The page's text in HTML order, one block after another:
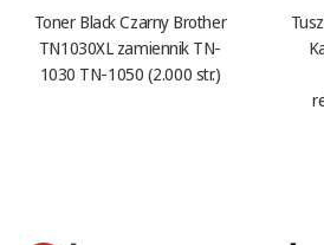
Toner Black Czarny Brother
TN1030XL zamiennik TN-
1030 TN-1050 (2.000 str.)